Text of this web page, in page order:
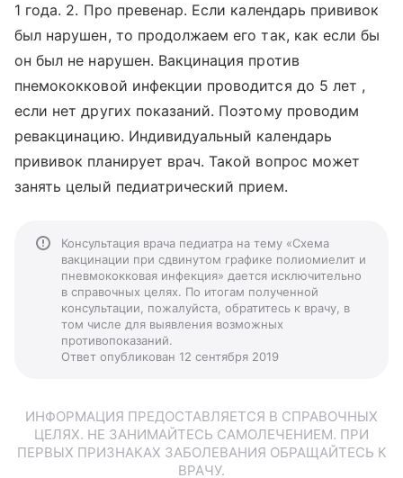
1 года. 2. Про превенар. Если календарь прививок
был нарушен, то продолжаем его так, как если бы
он был не нарушен. Вакцинация против
пнемококковой инфекции проводится до 5 лет ,
если нет других показаний. Поэтому проводим
ревакцинацию. Индивидуальный календарь
прививок планирует врач. Такой вопрос может
занять целый педиатрический прием.
Консультация врача педиатра на тему «Схема
вакцинации при сдвинутом графике полиомиелит и
пневмококковая инфекция» дается исключительно
в справочных целях. По итогам полученной
консультации, пожалуйста, обратитесь к врачу, в
том числе для выявления возможных
противопоказаний.
Ответ опубликован 12 сентября 2019
ИНФОРМАЦИЯ ПРЕДОСТАВЛЯЕТСЯ В СПРАВОЧНЫХ
ЦЕЛЯХ. НЕ ЗАНИМАЙТЕСЬ САМОЛЕЧЕНИЕМ. ПРИ
ПЕРВЫХ ПРИЗНАКАХ ЗАБОЛЕВАНИЯ ОБРАЩАЙТЕСЬ К
ВРАЧУ.